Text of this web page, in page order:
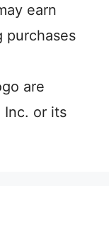
earn
purchases
are
Inc. or its